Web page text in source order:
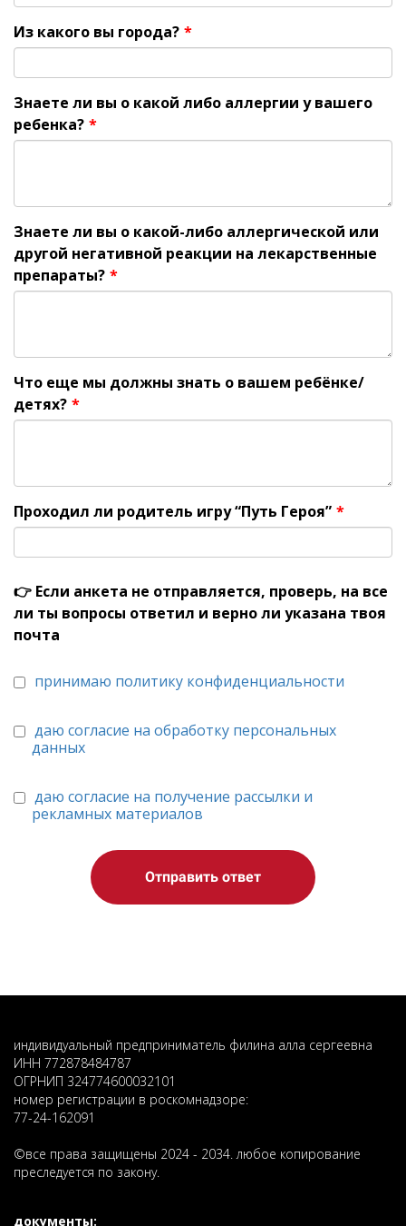
Из какого вы города? *
Знаете ли вы о какой либо аллергии у вашего
ребенка? *
Знаете ли вы о какой-либо аллергической или
другой негативной реакции на лекарственные
препараты? *
Что еще мы должны знать о вашем ребёнке/
детях? *
Проходил ли родитель игру “Путь Героя” *
👉 Если анкета не отправляется, проверь, на все
ли ты вопросы ответил и верно ли указана твоя
почта
принимаю политику конфиденциальности
даю согласие на обработку персональных
данных
даю согласие на получение рассылки и
рекламных материалов
Отправить ответ
индивидуальный предприниматель филина алла сергеевна
ИНН 772878484787
ОГРНИП 324774600032101
номер регистрации в роскомнадзоре:
77-24-162091
©️все права защищены 2024 - 2034. любое копирование
преследуется по закону.
документы: